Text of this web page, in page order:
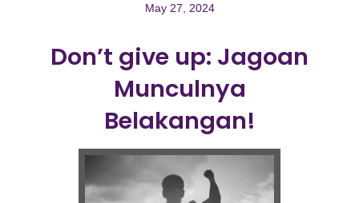
May 27, 2024
Don’t give up: Jagoan
Munculnya
Belakangan!